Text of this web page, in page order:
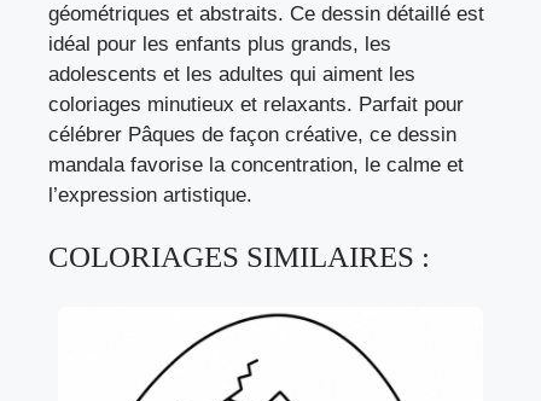
géométriques et abstraits. Ce dessin détaillé est
idéal pour les enfants plus grands, les
adolescents et les adultes qui aiment les
coloriages minutieux et relaxants. Parfait pour
célébrer Pâques de façon créative, ce dessin
mandala favorise la concentration, le calme et
l’expression artistique.
COLORIAGES SIMILAIRES :